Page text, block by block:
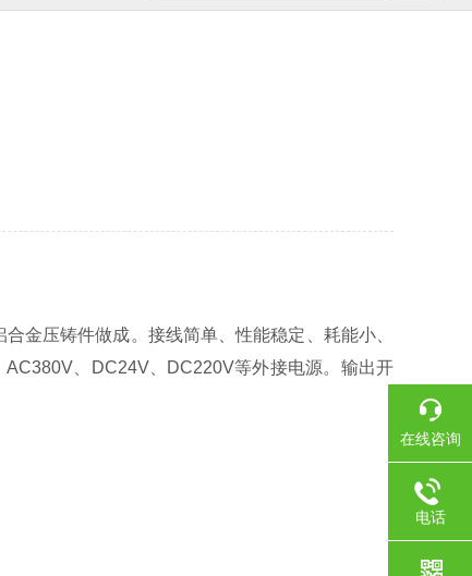
金压铸件做成。接线简单、性能稳定、耗能小、
、DC24V、DC220V等外接电源。输出开
在线咨询
电话